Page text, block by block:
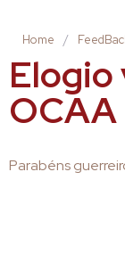
Home /
Elogio
OCAA
Parabéns